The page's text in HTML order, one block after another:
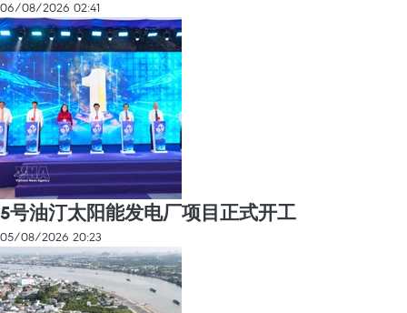
06/08/2026 02:41
5号油汀太阳能发电厂项目正式开工
05/08/2026 20:23